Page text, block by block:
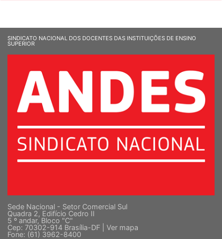
SINDICATO NACIONAL DOS DOCENTES DAS INSTITUIÇÕES DE ENSINO
SUPERIOR
Sede Nacional - Setor Comercial Sul
Quadra 2, Edifício Cedro II
5 º andar, Bloco "C"
Cep: 70302-914 Brasília-DF | Ver mapa
Fone: (61) 3962-8400